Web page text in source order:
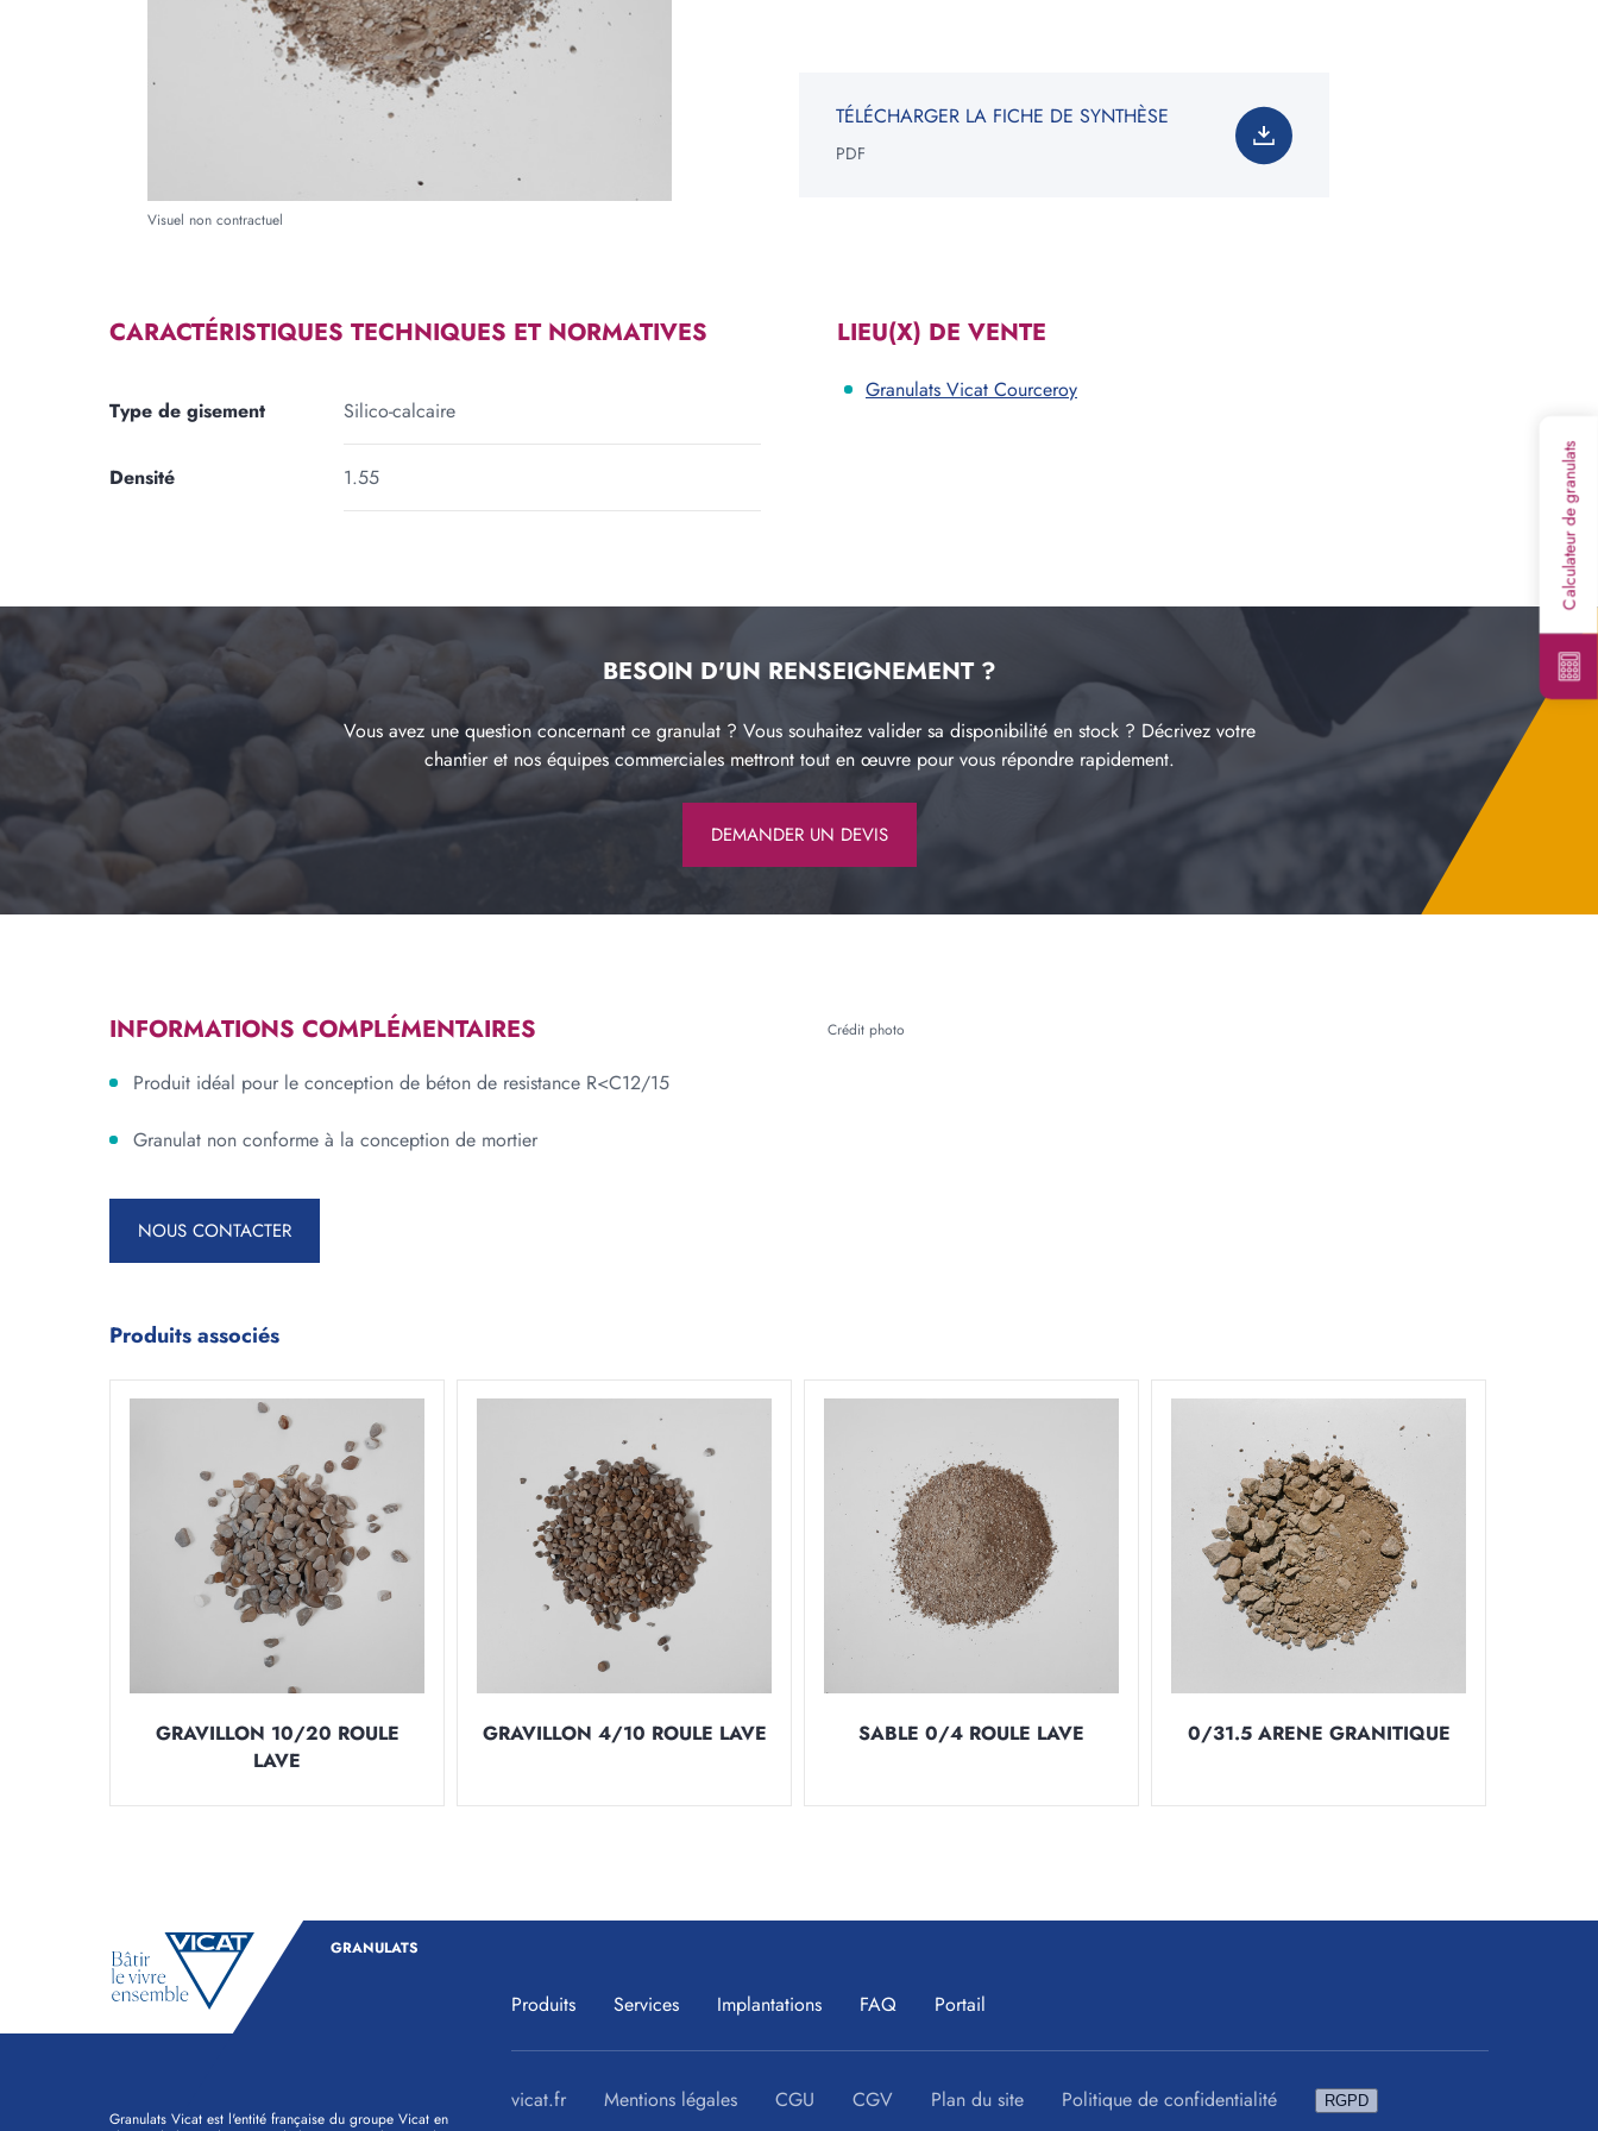
Visuel non contractuel
TÉLÉCHARGER LA FICHE DE SYNTHÈSE
PDF
CARACTÉRISTIQUES TECHNIQUES ET NORMATIVES
Type de gisement Silico-calcaire
Densité 1.55
LIEU(X) DE VENTE
Granulats Vicat Courceroy
BESOIN D'UN RENSEIGNEMENT ?
Vous avez une question concernant ce granulat ? Vous souhaitez valider sa disponibilité en stock ? Décrivez votre
chantier et nos équipes commerciales mettront tout en œuvre pour vous répondre rapidement.
DEMANDER UN DEVIS
Crédit photo
INFORMATIONS COMPLÉMENTAIRES
Produit idéal pour le conception de béton de resistance R<C12/15
Granulat non conforme à la conception de mortier
NOUS CONTACTER
Produits associés
GRAVILLON 10/20 ROULE
LAVE
GRAVILLON 4/10 ROULE LAVE SABLE 0/4 ROULE LAVE 0/31.5 ARENE GRANITIQUE
Calculateur de granulats
RECTANGLE TRIANGLE
cm
*Information non contractuelle. Les valeurs indiquées ne
constituent en rien une garantie de notre part.
Voir les carrières près de chez moi
GRANULATS
Produits Services Implantations FAQ Portail
vicat.fr Mentions légales CGU CGV Plan du site Politique de confidentialité RGPD
Granulats Vicat est l'entité française du groupe Vicat en